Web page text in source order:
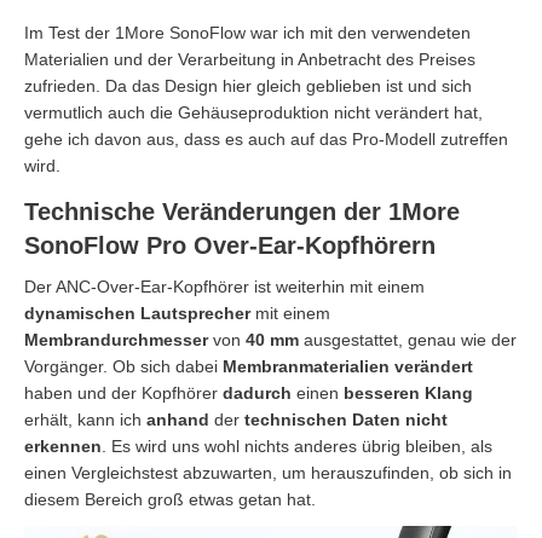
Im Test der 1More SonoFlow war ich mit den verwendeten
Materialien und der Verarbeitung in Anbetracht des Preises
zufrieden. Da das Design hier gleich geblieben ist und sich
vermutlich auch die Gehäuseproduktion nicht verändert hat,
gehe ich davon aus, dass es auch auf das Pro-Modell zutreffen
wird.
Technische Veränderungen der 1More
SonoFlow Pro Over-Ear-Kopfhörern
Der ANC-Over-Ear-Kopfhörer ist weiterhin mit einem
dynamischen Lautsprechermit einem
Membrandurchmesservon 40 mm ausgestattet, genau wie der
Vorgänger. Ob sich dabei Membranmaterialien verändert
haben und der Kopfhörer dadurch einen besseren Klang
erhält, kann ich anhand der technischen Daten nicht
erkennen . Es wird uns wohl nichts anderes übrig bleiben, als
einen Vergleichstest abzuwarten, um herauszufinden, ob sich in
diesem Bereich groß etwas getan hat.